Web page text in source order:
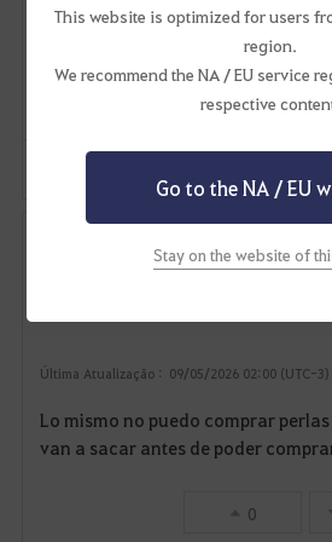
This website is optimized for users
region.
We recommend the NA / EU service
respective
Go to the NA / EU
Stay on the website of
muestra respeto ni cariño por
Última Atualização : 09/05/2026 02:00 (UTC-3)
Lo mismo no puedo comprar
van a sacar antes de poder
0
0 1